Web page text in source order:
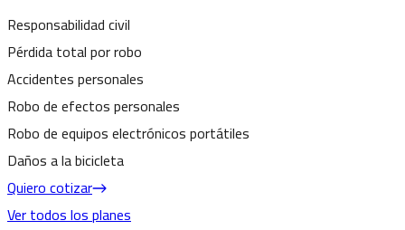
Responsabilidad civil
Pérdida total por robo
Accidentes personales
Robo de efectos personales
Robo de equipos electrónicos portátiles
Daños a la bicicleta
Quiero cotizar
Ver todos los planes